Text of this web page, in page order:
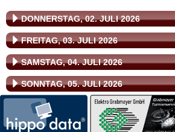
DONNERSTAG, 02. JULI 2026
FREITAG, 03. JULI 2026
SAMSTAG, 04. JULI 2026
SONNTAG, 05. JULI 2026